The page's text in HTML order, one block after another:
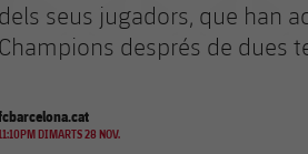
dels seus jugadors, que han
Champions després de dues
DIMARTS 28 NOV.